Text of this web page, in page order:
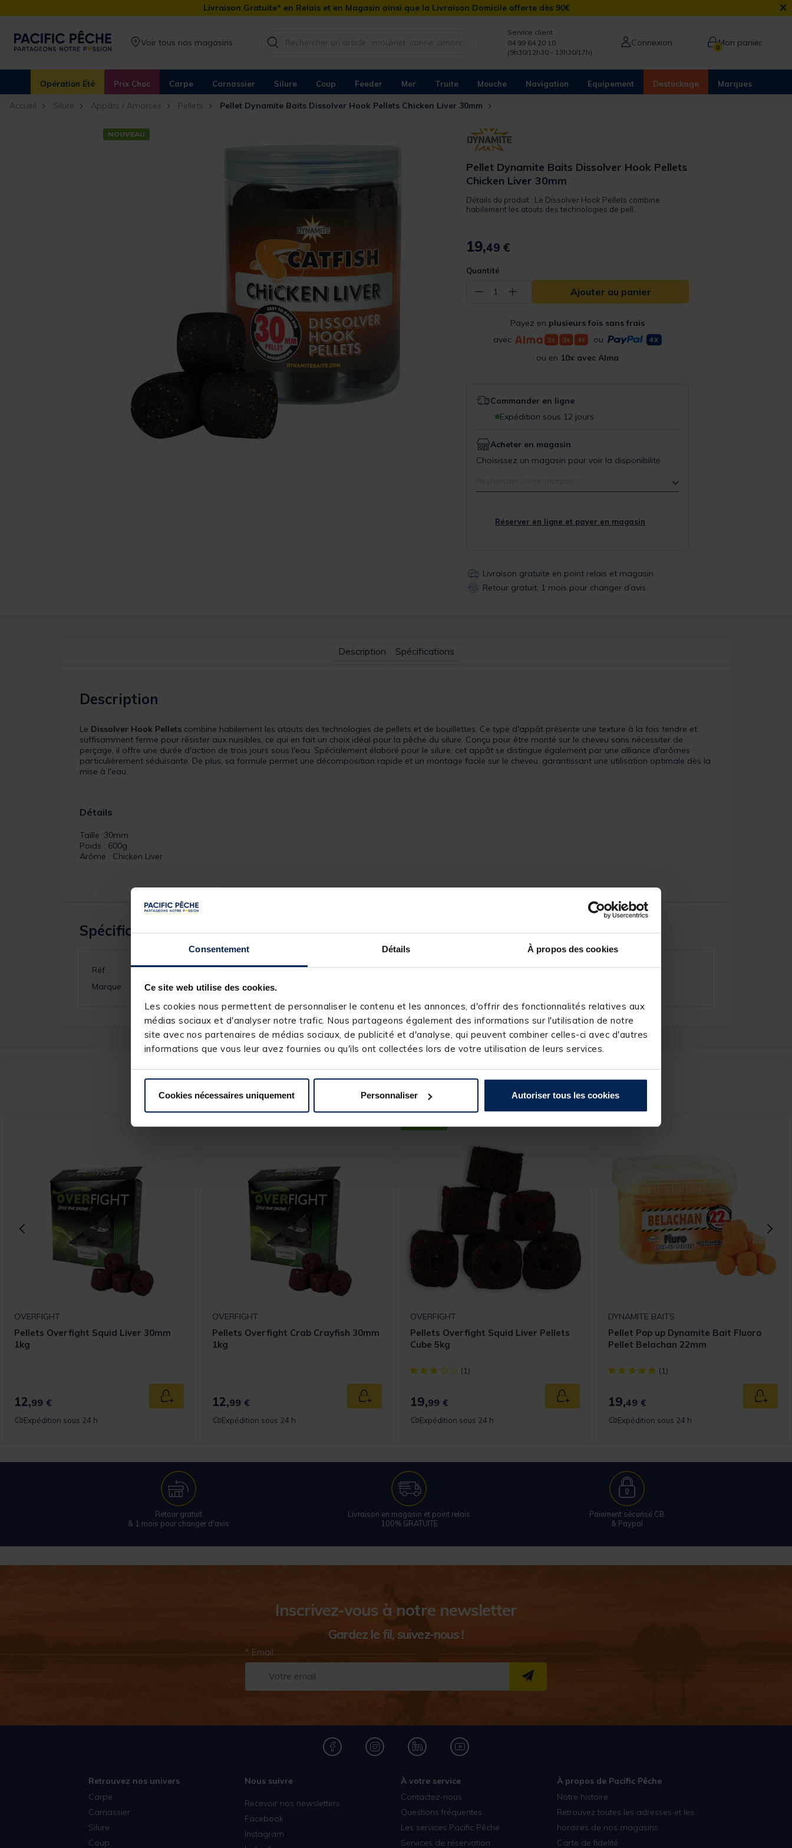
Consentement Détails À propos des cookies
Ce site web utilise des cookies.
Les cookies nous permettent de personnaliser le contenu et les annonces, d'offrir des fonctionnalités relatives aux
médias sociaux et d'analyser notre trafic. Nous partageons également des informations sur l'utilisation de notre
site avec nos partenaires de médias sociaux, de publicité et d'analyse, qui peuvent combiner celles-ci avec d'autres
informations que vous leur avez fournies ou qu'ils ont collectées lors de votre utilisation de leurs services.
Cookies nécessaires uniquement Personnaliser Autoriser tous les cookies
Livraison Gratuite* en Relais et en Magasin ainsi que la Livraison Domicile offerte dès 90€ ×
Voir tous nos magasins
Service client
04 99 64 20 10
(9h30/12h30 - 13h30/17h)
Connexion 0Mon panier
Opération Été Prix Choc Carpe Carnassier Silure Coup Feeder Mer Truite Mouche Navigation Equipement Destockage Marques
Accueil Silure Appâts / Amorces Pellets Pellet Dynamite Baits Dissolver Hook Pellets Chicken Liver 30mm
NOUVEAU
Pellet Dynamite Baits Dissolver Hook Pellets
Chicken Liver 30mm
Détails du produit : Le Dissolver Hook Pellets combine
habilement les atouts des technologies de pell...
19,49 €
Quantité
− 1 + Ajouter au panier
Payez en plusieurs fois sans frais
avec
ou
ou en 10x avec Alma
Commander en ligne
Expédition sous 12 jours
Acheter en magasin
Choisissez un magasin pour voir la disponibilité
Réserver en ligne et payer en magasin
Livraison gratuite en point relais et magasin
Retour gratuit, 1 mois pour changer d’avis
Description Spécifications
Description
Le Dissolver Hook Pellets combine habilement les atouts des technologies de pellets et de bouillettes. Ce type d'appât présente une texture à la fois tendre et
suffisamment ferme pour résister aux nuisibles, ce qui en fait un choix idéal pour la pêche du silure. Conçu pour être monté sur le cheveu sans nécessiter de
perçage, il offre une durée d'action de trois jours sous l'eau. Spécialement élaboré pour le silure, cet appât se distingue également par une alliance d'arômes
particulièrement séduisante. De plus, sa formule permet une décomposition rapide et un montage facile sur le cheveu, garantissant une utilisation optimale dès la
mise à l'eau.
Détails
Taille :30mm
Poids : 600g
Arôme : Chicken Liver
Spécifications
Réf.
240769-1
Marque
Ces produits pourraient vous intéresser :
panier
OVERFIGHT
Pellets Overfight Squid Liver 30mm
1kg
12,99 € Ajouter au panier
Expédition sous 24 h
OVERFIGHT
Pellets Overfight Crab Crayfish 30mm
1kg
12,99 € Ajouter au panier
Expédition sous 24 h
OVERFIGHT
Pellets Overfight Squid Liver Pellets
Cube 5kg
[object Object] out of 5 Customer Rating
(1)
19,99 € Ajouter au panier
Expédition sous 24 h
DYNAMITE BAITS
Pellet Pop up Dynamite Bait Fluoro
Pellet Belachan 22mm
[object Object] out of 5 Customer Rating
(1)
19,49 € Ajouter
Expédition sous 24 h
Retour gratuit
& 1 mois pour changer d'avis
Livraison en magasin et point relais
100% GRATUITE
Paiement sécurisé CB
& Paypal
Inscrivez-vous à notre newsletter
Gardez le fil, suivez-nous !
* Email
S''INSCRIRE
Retrouvez nos univers
Carpe
Carnassier
Silure
Coup
Nous suivre
Recevoir nos newsletters
Facebook
Instagram
À votre service
Contactez-nous
Questions fréquentes
Les services Pacific Pêche
Services de réservation
À propos de Pacific Pêche
Notre histoire
Retrouvez toutes les adresses et les
horaires de nos magasins
Carte de fidelité